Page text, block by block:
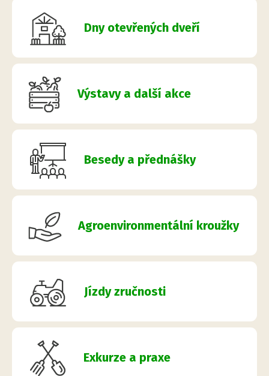
Dny otevřených dveří
Výstavy a další akce
Besedy a přednášky
Agroenvironmentální kroužky
Jízdy zručnosti
Exkurze a praxe